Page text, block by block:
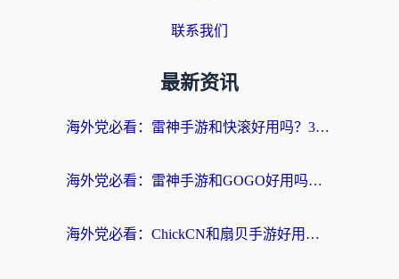
联系我们
最新资讯
海外党必看：雷神手游和快滚好用吗？3步选对回国加速器无缝刷国内资源
海外党必看：雷神手游和GOGO好用吗？3步选对回国加速器，无缝刷剧玩原神
海外党必看：ChickCN和扇贝手游好用吗？3步选对回国加速器无缝刷国内资源